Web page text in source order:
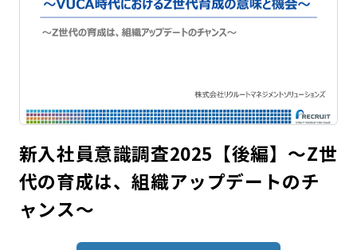
新入社員意識調査2025【後編】～Z世
代の育成は、組織アップデートのチ
ャンス～